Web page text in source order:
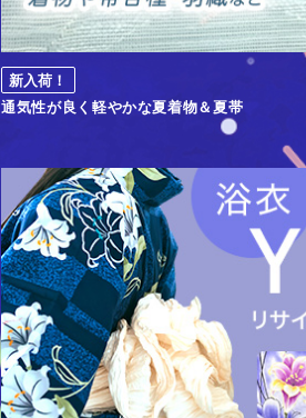
新入荷！
通気性が良く軽やかな夏着物＆夏帯